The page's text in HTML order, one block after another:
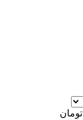
تومان